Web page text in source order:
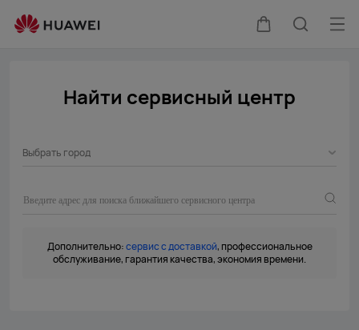
центры
по
Найти сервисный центр
Выбрать город
Дополнительно:сервис с доставкой, профессиональное
обслуживание, гарантия качества, экономия времени.